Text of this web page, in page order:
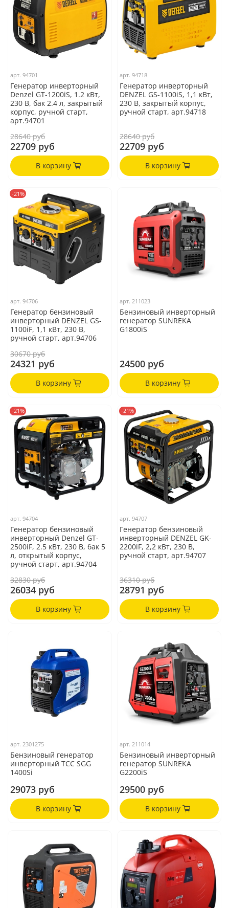
арт.94701
Генератор инверторный
Denzel GT-1200iS, 1.2 кВт,
230 В, бак 2.4 л, закрытый
корпус, ручной старт,
арт.94701
28640 руб
22709 руб
В корзину
арт.94718
Генератор инверторный
DENZEL GS-1100iS, 1,1 кВт,
230 В, закрытый корпус,
ручной старт, арт.94718
28640 руб
22709 руб
В корзину
-21%
арт.94706
Генератор бензиновый
инверторный DENZEL GS-
1100iF, 1,1 кВт, 230 В,
ручной старт, арт.94706
30670 руб
24321 руб
В корзину
арт. 211023
Бензиновый инверторный
генератор SUNREKA
G1800iS
24500 руб
В корзину
-21%
арт.94704
Генератор бензиновый
инверторный Denzel GT-
2500iF, 2.5 кВт, 230 В, бак 5
л, открытый корпус,
ручной старт, арт.94704
32830 руб
26034 руб
В корзину
-21%
арт.94707
Генератор бензиновый
инверторный DENZEL GK-
2200iF, 2,2 кВт, 230 В,
ручной старт, арт.94707
36310 руб
28791 руб
В корзину
арт.2301275
Бензиновый генератор
инверторный ТСС SGG
1400Si
29073 руб
В корзину
арт.211014
Бензиновый инверторный
генератор SUNREKA
G2200iS
29500 руб
В корзину